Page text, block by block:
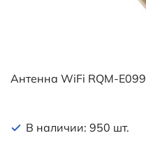
Антенна WiFi RQM-E099
В наличии: 950 шт.